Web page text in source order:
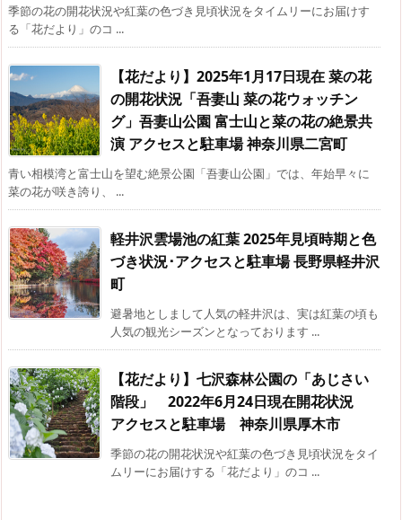
季節の花の開花状況や紅葉の色づき見頃状況をタイムリーにお届けす
る「花だより」のコ ...
【花だより】2025年1月17日現在 菜の花
の開花状況「吾妻山 菜の花ウォッチン
グ」吾妻山公園 富士山と菜の花の絶景共
演 アクセスと駐車場 神奈川県二宮町
青い相模湾と富士山を望む絶景公園「吾妻山公園」では、年始早々に
菜の花が咲き誇り、 ...
軽井沢雲場池の紅葉 2025年見頃時期と色
づき状況･アクセスと駐車場 長野県軽井沢
町
避暑地としまして人気の軽井沢は、実は紅葉の頃も
人気の観光シーズンとなっております ...
【花だより】七沢森林公園の「あじさい
階段」 2022年6月24日現在開花状況
アクセスと駐車場 神奈川県厚木市
季節の花の開花状況や紅葉の色づき見頃状況をタイ
ムリーにお届けする「花だより」のコ ...